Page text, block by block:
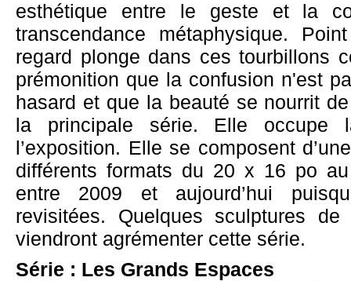
esthétique entre le geste et la
transcendance métaphysique.
regard plonge dans ces tourbillons
prémonition que la confusion n'est
hasard et que la beauté se nourrit
la principale série. Elle occupe
l’exposition. Elle se composent
différents formats du 20 x 16 po
entre 2009 et aujourd’hui
revisitées. Quelques sculptures
viendront agrémenter cette série.
Série : Les Grands Espaces